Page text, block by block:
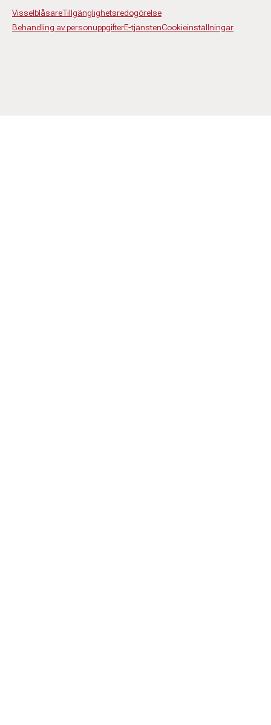
VisselblåsareTillgänglighetsredogörelse
Behandling av personuppgifterE-tjänstenCookieinställningar